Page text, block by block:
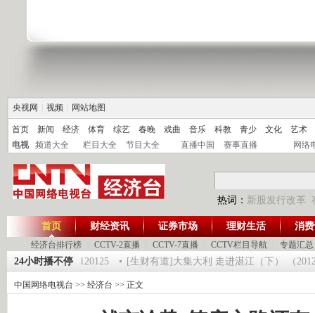
央视网 视频 网站地图
首页 新闻 经济 体育 综艺 春晚 戏曲 音乐 科教 青少 文化
艺术
电视
频道大全 栏目大全 节目大全 直播中国 赛事直播 网络
热词： 新股发行改革
首页
经济台排行榜 CCTV-2直播 CCTV-7直播 CCTV栏目导航 专题汇总
财经资讯 证券市场 理财生活 消
24小时播不停
第一时间》 20120125 [生财有道]大集大利 走进湛江（下） （
中国网络电视台 >> 经济台 >> 正文